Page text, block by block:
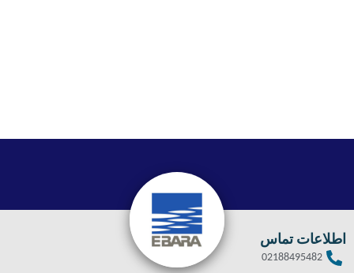
اطلاعات تماس
02188495482